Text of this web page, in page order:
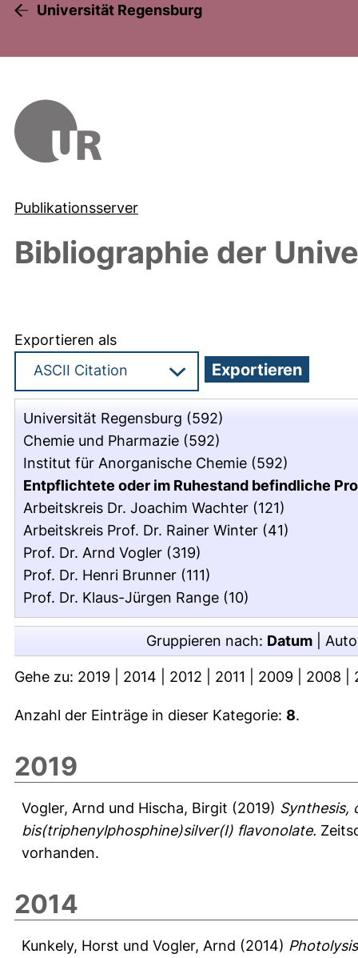
Universität Regensburg
Publikationsserver
Bibliographie der
Exportieren als
Universität Regensburg (592)
Chemie und Pharmazie (592)
Institut für Anorganische Chemie (592)
Entpflichtete oder im Ruhestand befindliche
Arbeitskreis Dr. Joachim Wachter (121)
Arbeitskreis Prof. Dr. Rainer Winter (41)
Prof. Dr. Arnd Vogler (319)
Prof. Dr. Henri Brunner (111)
Prof. Dr. Klaus-Jürgen Range (10)
Gruppieren nach: Datum
Gehe zu: 2019 2014 2012 2011 2009 2008
Anzahl der Einträge in dieser Kategorie: 8.
2019
Vogler, Arnd und Hischa, Birgit (2019) Synthesis,
bis(triphenylphosphine)silver(I) flavonolate.
vorhanden.
2014
Kunkely, Horst und Vogler, Arnd (2014)